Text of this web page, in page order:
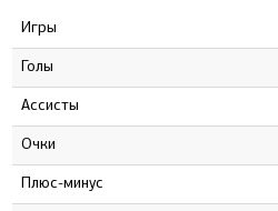
Игры
Голы
Ассисты
Очки
Плюс-минус